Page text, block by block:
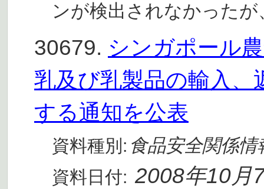
ンが検出されなかった
30679. シンガポール
乳及び乳製品の輸入、
する通知を公表
資料種別: 食品安全関係情
資料日付: 2008年10月